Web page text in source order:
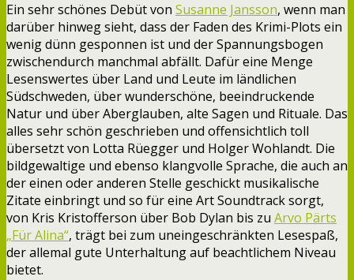
Ein sehr schönes Debüt von Susanne Jansson, wenn man
darüber hinweg sieht, dass der Faden des Krimi-Plots ein
wenig dünn gesponnen ist und der Spannungsbogen
zwischendurch manchmal abfällt. Dafür eine Menge
Lesenswertes über Land und Leute im ländlichen
Südschweden, über wunderschöne, beeindruckende
Natur und über Aberglauben, alte Sagen und Rituale. Das
alles sehr schön geschrieben und offensichtlich toll
übersetzt von Lotta Rüegger und Holger Wohlandt. Die
bildgewaltige und ebenso klangvolle Sprache, die auch an
der einen oder anderen Stelle geschickt musikalische
Zitate einbringt und so für eine Art Soundtrack sorgt,
von Kris Kristofferson über Bob Dylan bis zu Arvo Pärts
„Für Alina“, trägt bei zum uneingeschränkten Lesespaß,
der allemal gute Unterhaltung auf beachtlichem Niveau
bietet.